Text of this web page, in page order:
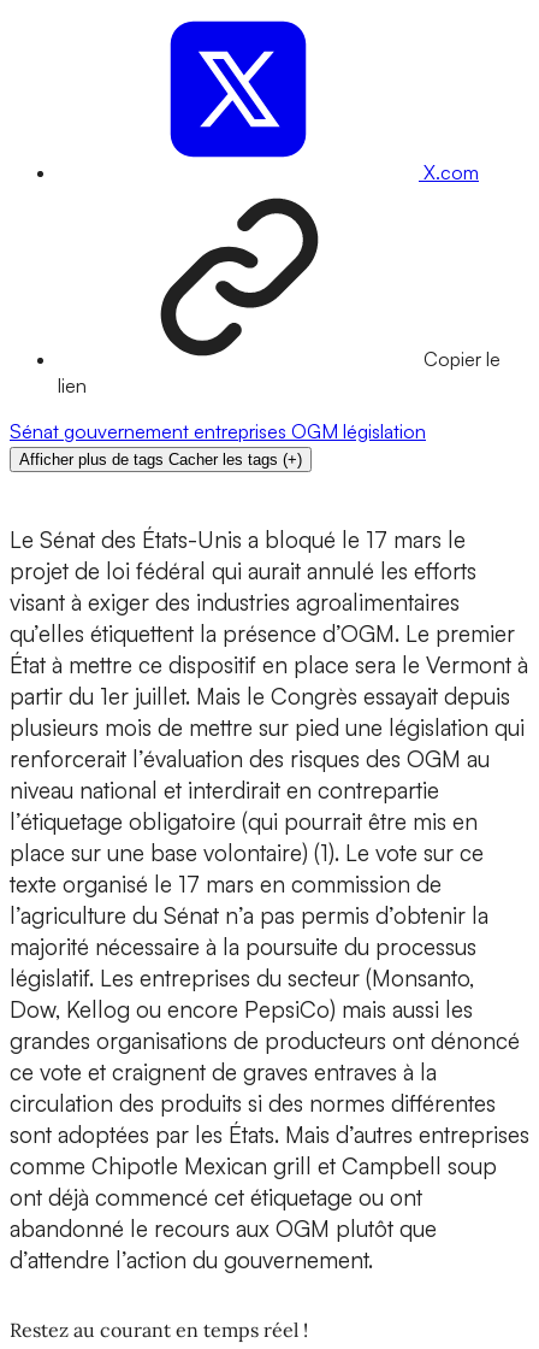
X.com
Copier le
lien
Sénat gouvernement entreprises OGM législation
Afficher plus de tags Cacher les tags (+)
Le Sénat des États-Unis a bloqué le 17 mars le
projet de loi fédéral qui aurait annulé les efforts
visant à exiger des industries agroalimentaires
qu’elles étiquettent la présence d’OGM. Le premier
État à mettre ce dispositif en place sera le Vermont à
partir du 1er juillet. Mais le Congrès essayait depuis
plusieurs mois de mettre sur pied une législation qui
renforcerait l’évaluation des risques des OGM au
niveau national et interdirait en contrepartie
l’étiquetage obligatoire (qui pourrait être mis en
place sur une base volontaire) (1). Le vote sur ce
texte organisé le 17 mars en commission de
l’agriculture du Sénat n’a pas permis d’obtenir la
majorité nécessaire à la poursuite du processus
législatif. Les entreprises du secteur (Monsanto,
Dow, Kellog ou encore PepsiCo) mais aussi les
grandes organisations de producteurs ont dénoncé
ce vote et craignent de graves entraves à la
circulation des produits si des normes différentes
sont adoptées par les États. Mais d’autres entreprises
comme Chipotle Mexican grill et Campbell soup
ont déjà commencé cet étiquetage ou ont
abandonné le recours aux OGM plutôt que
d’attendre l’action du gouvernement.
Restez au courant en temps réel !